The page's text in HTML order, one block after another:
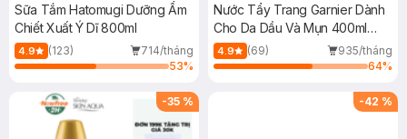
Sữa Tắm Hatomugi Dưỡng Ẩm
Chiết Xuất Ý Dĩ 800ml
4.9 (123)
714/tháng
53%
Nước Tẩy Trang Garnier Dành
Cho Da Dầu Và Mụn 400ml
(Mới)
4.9 (69)
935/tháng
64%
-35 % -42 %